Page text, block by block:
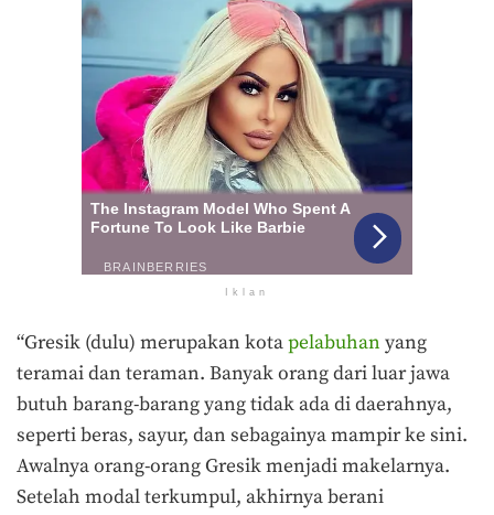
Iklan
“Gresik (dulu) merupakan kotapelabuhan yang
teramai dan teraman. Banyak orang dari luar jawa
butuh barang-barang yang tidak ada di daerahnya,
seperti beras, sayur, dan sebagainya mampir ke sini.
Awalnya orang-orang Gresik menjadi makelarnya.
Setelah modal terkumpul, akhirnya berani